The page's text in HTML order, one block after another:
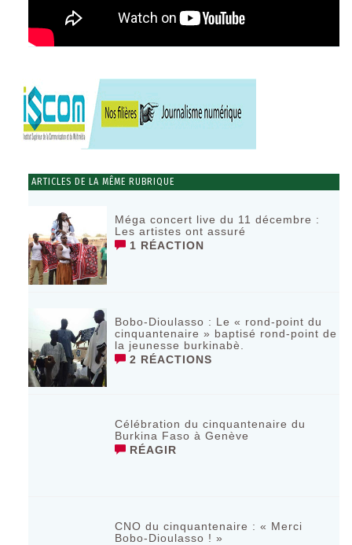
ARTICLES DE LA MÊME RUBRIQUE
Méga concert live du 11 décembre :
Les artistes ont assuré
1 RÉACTION
Bobo-Dioulasso : Le « rond-point du
cinquantenaire » baptisé rond-point de
la jeunesse burkinabè.
2 RÉACTIONS
Célébration du cinquantenaire du
Burkina Faso à Genève
RÉAGIR
CNO du cinquantenaire : « Merci
Bobo-Dioulasso ! »